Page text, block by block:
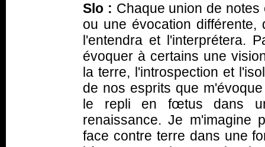
Slo : Chaque union de
ou une évocation
l'entendra et l'interprétera.
évoquer à certains une
la terre, l'introspection et
de nos esprits que
le repli en fœtus dans
renaissance. Je m'imagine
face contre terre dans une